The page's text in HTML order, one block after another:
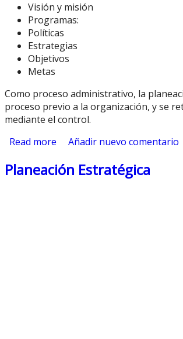
Visión y misión
Programas:
Políticas
Estrategias
Objetivos
Metas
Como proceso administrativo, la
proceso previo a la organización, y se
mediante el control.
Read more about ¿Qué es Planeación?
Añadir nuevo comentario
Planeación Estratégica